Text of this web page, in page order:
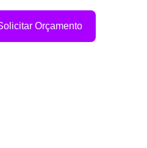
Orçamento